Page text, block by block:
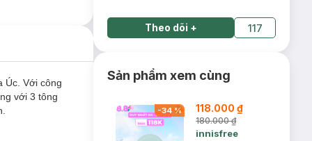
Úc. Với công
với 3 tông
Theo dõi + 117
Sản phẩm xem cùng
-34% 118.000 ₫
180.000 ₫
innisfree